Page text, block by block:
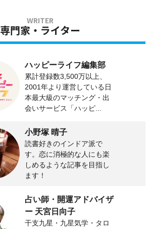
専門家・ライター
ハッピーライフ編集部
累計登録数3,500万以上、
2001年より運営している日
本最大級のマッチング・出
会いサービス「ハッピ...
小野塚 晴子
読書好きのインドア派で
す。恋に消極的な人にも楽
しめるような記事を目指し
ます！
占い師・開運アドバイザ
ー 天宮日向子
干支九星・九星気学・タロ